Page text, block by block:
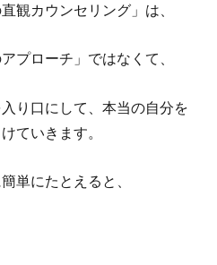
観カウンセリング」は、
プローチ」ではなくて、
り口にして、本当の自分を
ていきます。
単にたとえると、